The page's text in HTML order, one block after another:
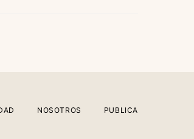
NOSOTROS PUBLICA